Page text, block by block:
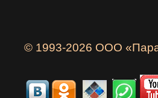
© 1993-2026 ООО